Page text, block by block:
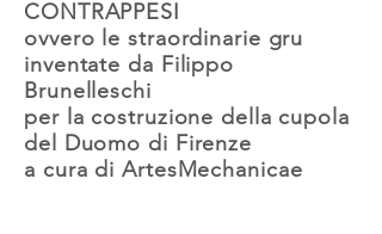
CONTRAPPESI
ovvero le straordinarie gru
inventate da Filippo
Brunelleschi
per la costruzione della cupola
del Duomo di Firenze
a cura di ArtesMechanicae